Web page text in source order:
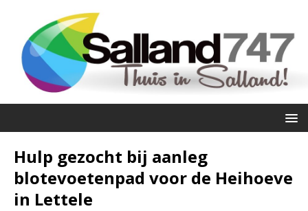
Hulp gezocht bij aanleg
blotevoetenpad voor de Heihoeve
in Lettele